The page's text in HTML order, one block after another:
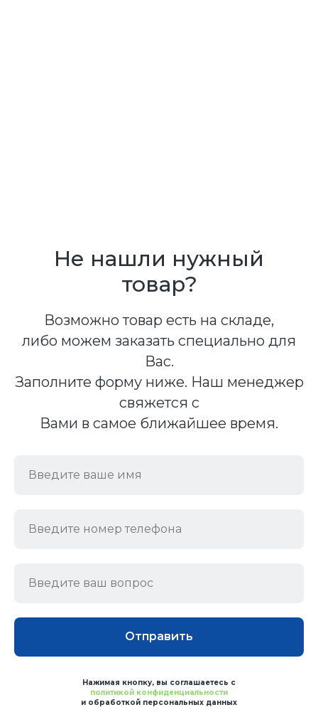
Не нашли нужный
товар?
Возможно товар есть на складе,
либо можем заказать специально для
Вас.
Заполните форму ниже. Наш менеджер
свяжется с
Вами в самое ближайшее время.
Отправить
Нажимая кнопку, вы соглашаетесь с
политикой конфиденциальности
и обработкой персональных данных